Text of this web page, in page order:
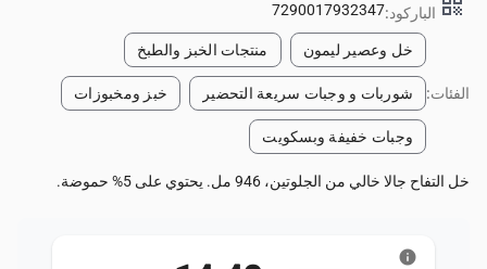
qr_code الباركود:7290017932347
الفئات:
خل وعصير ليمون منتجات الخبز والطبخ
شوربات و وجبات سريعة التحضير خبز ومخبوزات
وجبات خفيفة وبسكويت
خل التفاح جالا خالي من الجلوتين، 946 مل. يحتوي على 5% حموضة.
info